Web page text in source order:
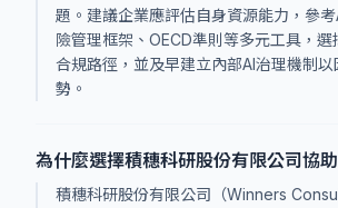
題。建議企業應評估自身資源能力，參
險管理框架、OECD準則等多元工具，
合規路徑，並及早建立內部AI治理機制
勢。
為什麼選擇積穗科研股份有限公司協
積穗科研股份有限公司（Winners